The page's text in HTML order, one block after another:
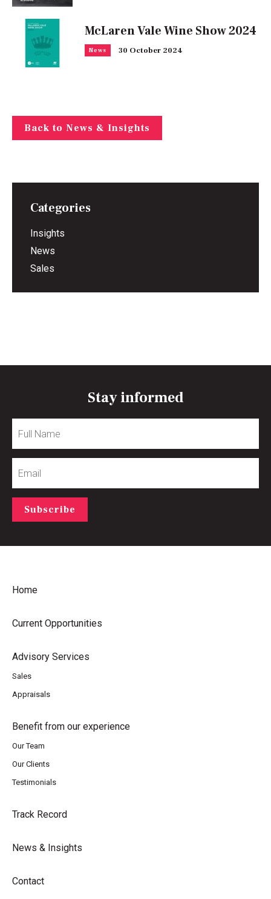
McLaren Vale Wine Show 2024
News 30 October 2024
Back to News & Insights
Categories
Insights
News
Sales
Stay informed
Name
Subscribe
Home
Current Opportunities
Advisory Services
Sales
Appraisals
Benefit from our experience
Our Team
Our Clients
Testimonials
Track Record
News & Insights
Contact